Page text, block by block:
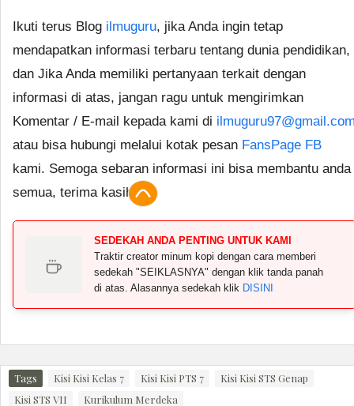
Ikuti terus Blog ilmuguru, jika Anda ingin tetap
mendapatkan informasi terbaru tentang dunia pendidikan,
dan Jika Anda memiliki pertanyaan terkait dengan
informasi di atas, jangan ragu untuk mengirimkan
Komentar / E-mail kepada kami di
atau bisa hubungi melalui kotak pesan FansPage FB
kami. Semoga sebaran informasi ini bisa membantu anda
semua, terima kasih.
SEDEKAH ANDA PENTING UNTUK KAMI
Traktir creator minum kopi dengan cara memberi
sedekah "SEIKLASNYA" dengan klik tanda panah
di atas. Alasannya sedekah klik DISINI
Tags Kisi Kisi Kelas 7 Kisi Kisi PTS 7
Kisi Kisi STS Genap
Kisi STS VII
Kurikulum Merdeka